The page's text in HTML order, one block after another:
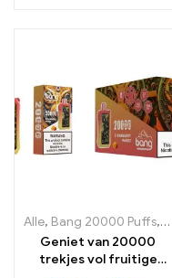
Alle, Bang 20000 Puffs,
Geniet van 20000
trekjes vol fruitige